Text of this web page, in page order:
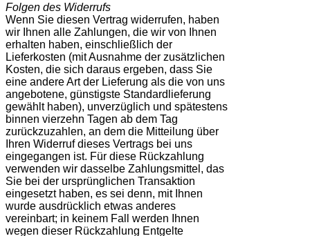
Folgen des Widerrufs
Wenn Sie diesen Vertrag widerrufen, haben
wir Ihnen alle Zahlungen, die wir von Ihnen
erhalten haben, einschließlich der
Lieferkosten (mit Ausnahme der zusätzlichen
Kosten, die sich daraus ergeben, dass Sie
eine andere Art der Lieferung als die von uns
angebotene, günstigste Standardlieferung
gewählt haben), unverzüglich und spätestens
binnen vierzehn Tagen ab dem Tag
zurückzuzahlen, an dem die Mitteilung über
Ihren Widerruf dieses Vertrags bei uns
eingegangen ist. Für diese Rückzahlung
verwenden wir dasselbe Zahlungsmittel, das
Sie bei der ursprünglichen Transaktion
eingesetzt haben, es sei denn, mit Ihnen
wurde ausdrücklich etwas anderes
vereinbart; in keinem Fall werden Ihnen
wegen dieser Rückzahlung Entgelte